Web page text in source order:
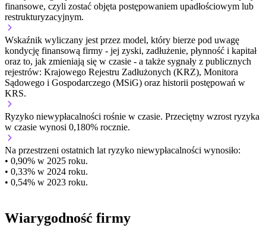
finansowe, czyli zostać objęta postępowaniem upadłościowym lub
restrukturyzacyjnym.
Wskaźnik wyliczany jest przez model, który bierze pod uwagę
kondycję finansową firmy - jej zyski, zadłużenie, płynność i kapitał
oraz to, jak zmieniają się w czasie - a także sygnały z publicznych
rejestrów: Krajowego Rejestru Zadłużonych (KRZ), Monitora
Sądowego i Gospodarczego (MSiG) oraz historii postępowań w
KRS.
Ryzyko niewypłacalności rośnie w czasie. Przeciętny wzrost ryzyka
w czasie wynosi 0,180% rocznie.
Na przestrzeni ostatnich lat ryzyko niewypłacalności wynosiło:
• 0,90% w 2025 roku.
• 0,33% w 2024 roku.
• 0,54% w 2023 roku.
Wiarygodność firmy